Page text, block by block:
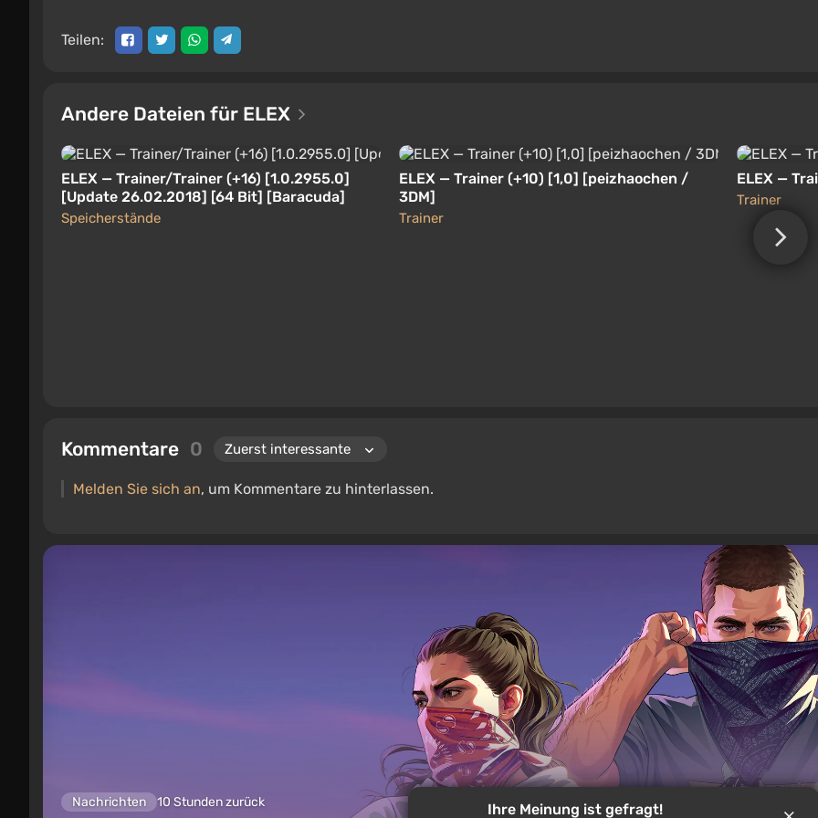
Teilen:
Andere Dateien für ELEX
ELEX — Trainer/Trainer (+16) [1.0.2955.0]
[Update 26.02.2018] [64 Bit] [Baracuda]
Speicherstände
ELEX — Trainer (+10) [1,0] [peizhaochen /
3DM]
Trainer
ELEX —
Trainer
Kommentare 0
Melden Sie sich an, um Kommentare zu hinterlassen.
Nachrichten 10 Stunden zurück Ihre Meinung ist gefragt!